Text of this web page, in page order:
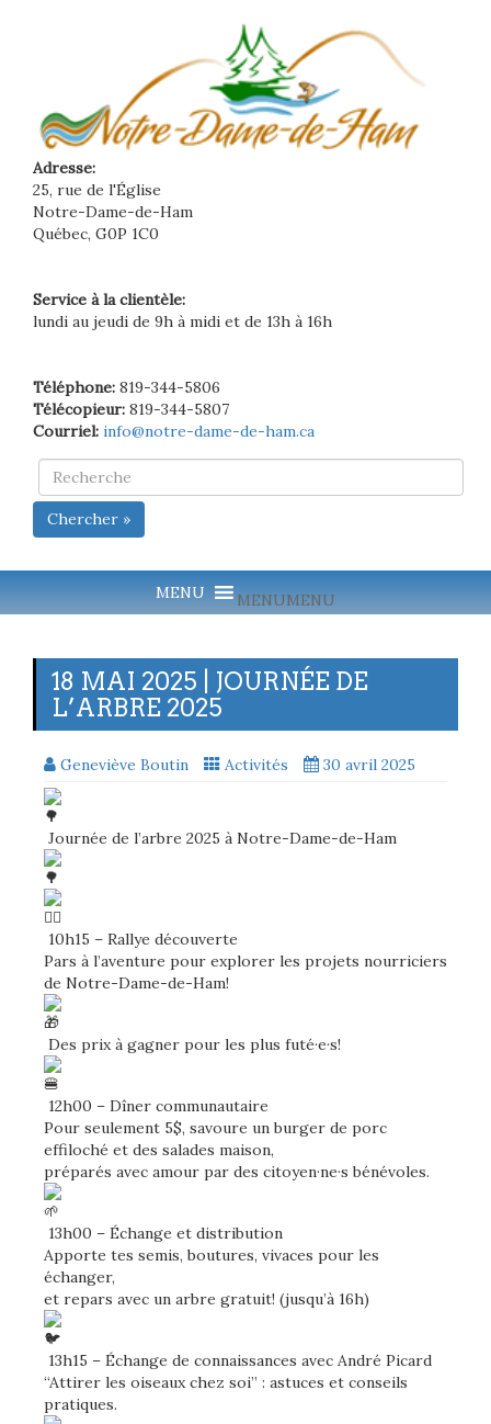
Adresse:
25, rue de l'Église
Notre-Dame-de-Ham
Québec, G0P 1C0
Service à la clientèle:
lundi au jeudi de 9h à midi et de 13h à 16h
Téléphone: 819-344-5806
Télécopieur: 819-344-5807
Courriel: info@notre-dame-de-ham.ca
Chercher »
MENUMENU
18 MAI 2025 | JOURNÉE DE
L’ARBRE 2025
Geneviève Boutin Activités 30 avril 2025
Journée de l’arbre 2025 à Notre-Dame-de-Ham
10h15 – Rallye découverte
Pars à l’aventure pour explorer les projets nourriciers
de Notre-Dame-de-Ham!
Des prix à gagner pour les plus futé·e·s!
12h00 – Dîner communautaire
Pour seulement 5$, savoure un burger de porc
effiloché et des salades maison,
préparés avec amour par des citoyen·ne·s bénévoles.
13h00 – Échange et distribution
Apporte tes semis, boutures, vivaces pour les
échanger,
et repars avec un arbre gratuit! (jusqu’à 16h)
13h15 – Échange de connaissances avec André Picard
“Attirer les oiseaux chez soi” : astuces et conseils
pratiques.